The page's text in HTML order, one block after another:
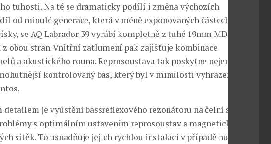
tuhosti. Na té se dramaticky podílí i změna výchozích
od minulé generace, která v méně exponovaných částech
se AQ Labrador 39 vyrábí kompletně z tuhé 19mm MDF, která
z obou stran. Vnitřní zatlumení pak zajišťuje kombinace
a akustického rouna. Reprosoustava tak poskytne nejen více
kontrolovaný bas, který byl v minulosti vyhrazen
je vyústění bassreflexového rezonátoru na čelní straně,
s optimálním ustavením reprosoustav a magnetické
sítěk. To usnadňuje jejich rychlou instalaci v případě nutnosti